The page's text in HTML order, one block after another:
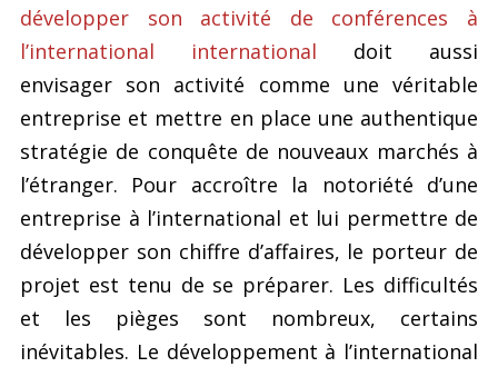
développer son activité de conférences à
l’international international doit aussi
envisager son activité comme une véritable
entreprise et mettre en place une authentique
stratégie de conquête de nouveaux marchés à
l’étranger. Pour accroître la notoriété d’une
entreprise à l’international et lui permettre de
développer son chiffre d’affaires, le porteur de
projet est tenu de se préparer. Les difficultés
et les pièges sont nombreux, certains
inévitables. Le développement à l’international